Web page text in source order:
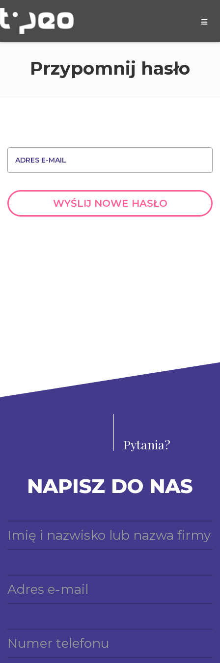
Przypomnij hasło
WYŚLIJ NOWE HASŁO
Pytania?
NAPISZ DO NAS